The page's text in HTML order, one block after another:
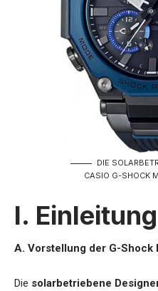
DIE
CASIO G-SHOCK
I. Einleitung
A. Vorstellung der G-Shock
Die solarbetriebene